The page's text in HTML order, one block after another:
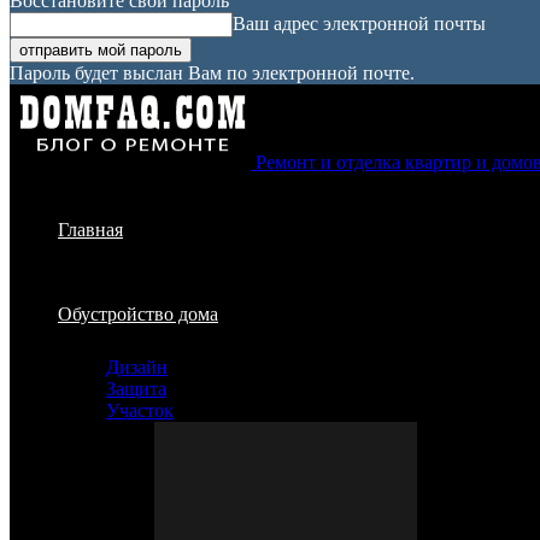
Ваш адрес электронной почты
Пароль будет выслан Вам по электронной почте.
Ремонт и отделка квартир и
Главная
Обустройство дома
Дизайн
Защита
Участок